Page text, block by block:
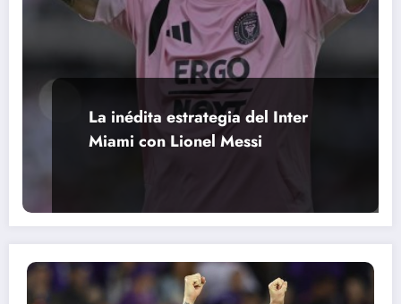
La inédita estrategia del Inter
Miami con Lionel Messi